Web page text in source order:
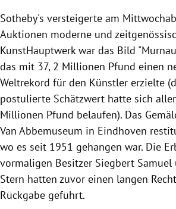
Sotheby's versteigerte am
Auktionen moderne und
KunstHauptwerk war das Bild
das mit 37, 2 Millionen Pfund einen
Weltrekord für den Künstler erzielte
postulierte Schätzwert hatte sich
Millionen Pfund belaufen). Das
Van Abbemuseum in Eindhoven
wo es seit 1951 gehangen war. Die
vormaligen Besitzer Siegbert Samuel
Stern hatten zuvor einen langen
Rückgabe geführt.